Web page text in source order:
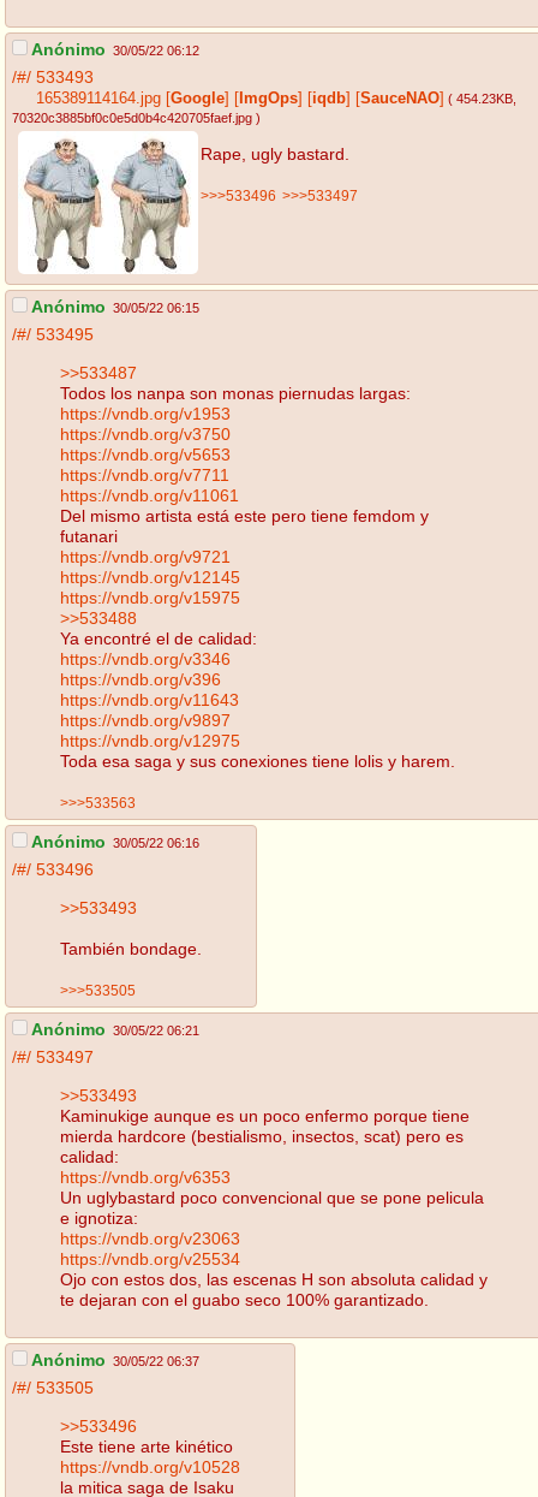
Anónimo 30/05/22 06:12
/#/ 533493
165389114164.jpg Google ImgOps iqdb SauceNAO ( 454.23KB
70320c3885bf0c0e5d0b4c420705faef.jpg )
Rape, ugly bastard.
>>>533496 >>>533497
Anónimo 30/05/22 06:15
/#/ 533495
>>533487
Todos los nanpa son monas piernudas largas:
https://vndb.org/v1953
https://vndb.org/v3750
https://vndb.org/v5653
https://vndb.org/v7711
https://vndb.org/v11061
Del mismo artista está este pero tiene femdom y
futanari
https://vndb.org/v9721
https://vndb.org/v12145
https://vndb.org/v15975
>>533488
Ya encontré el de calidad:
https://vndb.org/v3346
https://vndb.org/v396
https://vndb.org/v11643
https://vndb.org/v9897
https://vndb.org/v12975
Toda esa saga y sus conexiones tiene lolis y harem.
>>>533563
Anónimo 30/05/22 06:16
/#/ 533496
>>533493
También bondage.
>>>533505
Anónimo 30/05/22 06:21
/#/ 533497
>>533493
Kaminukige aunque es un poco enfermo porque tiene
mierda hardcore (bestialismo, insectos, scat) pero es
calidad:
https://vndb.org/v6353
Un uglybastard poco convencional que se pone pelicula
e ignotiza:
https://vndb.org/v23063
https://vndb.org/v25534
Ojo con estos dos, las escenas H son absoluta calidad y
te dejaran con el guabo seco 100% garantizado.
Anónimo 30/05/22 06:37
/#/ 533505
>>533496
Este tiene arte kinético
https://vndb.org/v10528
la mitica saga de Isaku